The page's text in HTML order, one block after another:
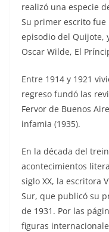
realizó una especie
Su primer escrito fue
episodio del Quijote,
Oscar Wilde, El
Entre 1914 y 1921
regreso fundó las
Fervor de Buenos
infamia (1935).
En la década del
acontecimientos
siglo XX, la escritora
Sur, que publicó su
de 1931. Por las
figuras